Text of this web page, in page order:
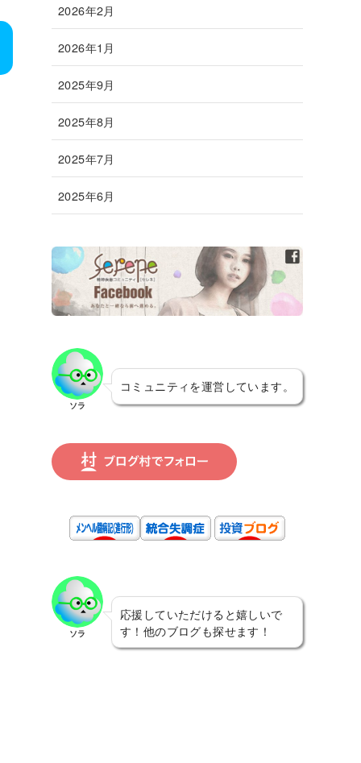
2026年2月
2026年1月
2025年9月
2025年8月
2025年7月
2025年6月
ソラ
コミュニティを運営しています。
ソラ
応援していただけると嬉しいで
す！他のブログも探せます！